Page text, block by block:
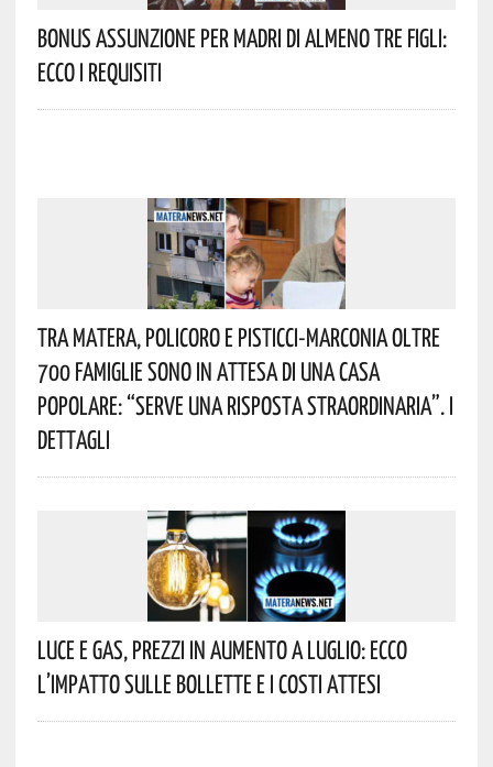
Bonus Assunzione Per Madri Di Almeno Tre Figli:
Ecco I Requisiti
Tra Matera, Policoro E Pisticci-Marconia Oltre
700 Famiglie Sono In Attesa Di Una Casa
Popolare: “serve Una Risposta Straordinaria”. I
Dettagli
Luce E Gas, Prezzi In Aumento A Luglio: Ecco
L’impatto Sulle Bollette E I Costi Attesi